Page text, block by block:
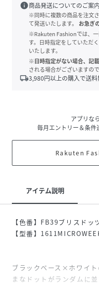
info商品発送についてのご案内
※同時に複数の商品を注文
て発送いたします。
お急ぎ
※Rakuten Fashionでは、
す。日時指定をしていただ
いたします。
※日時指定がない場合、記
される場合がございますの
local_shipping3,980円以上の購入で送
アプリな
毎月エントリー＆条件
Rakuten
アイテム説明
【色番】FB39ブリスドッ
【型番】
ブラックベース×ホワイ
まなドットがランダムに